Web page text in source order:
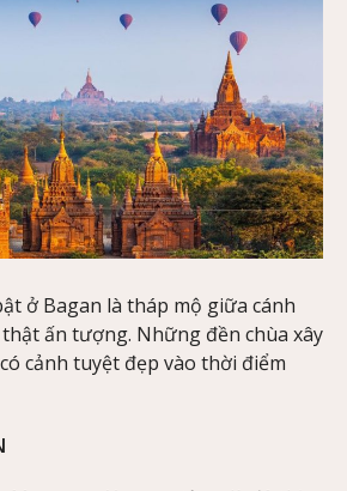
ở Bagan là tháp mộ giữa cánh
ấn tượng. Những đền chùa xây
cảnh tuyệt đẹp vào thời điểm